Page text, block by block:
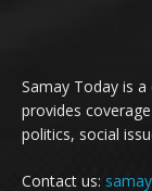
Samay Today is
provides
politics, social
Contact us: